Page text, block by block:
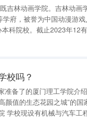
被誉为中国动漫游戏人才的
科院校。截止2023年12
生
校吗？
颜值的生态花园之城”的